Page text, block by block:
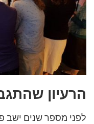
הרעיון
לפני מספר שנים ישב